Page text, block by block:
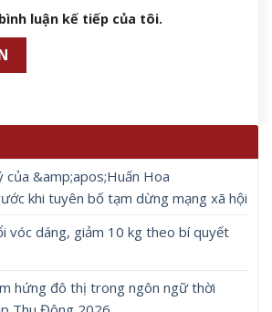
luận kế tiếp của tôi.
của &amp;apos;Huấn Hoa
khi tuyên bố tạm dừng mạng xã hội
vóc dáng, giảm 10 kg theo bí quyết
hứng đô thị trong ngôn ngữ thời